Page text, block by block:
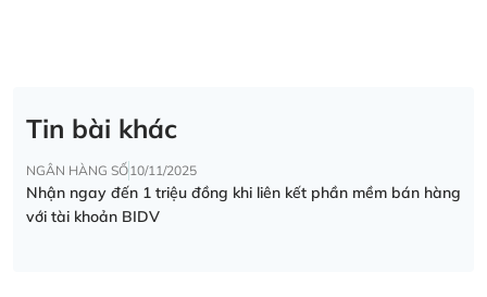
Tin bài khác
NGÂN HÀNG SỐ10/11/2025
Nhận ngay đến 1 triệu đồng khi liên kết phần mềm bán hàng
với tài khoản BIDV